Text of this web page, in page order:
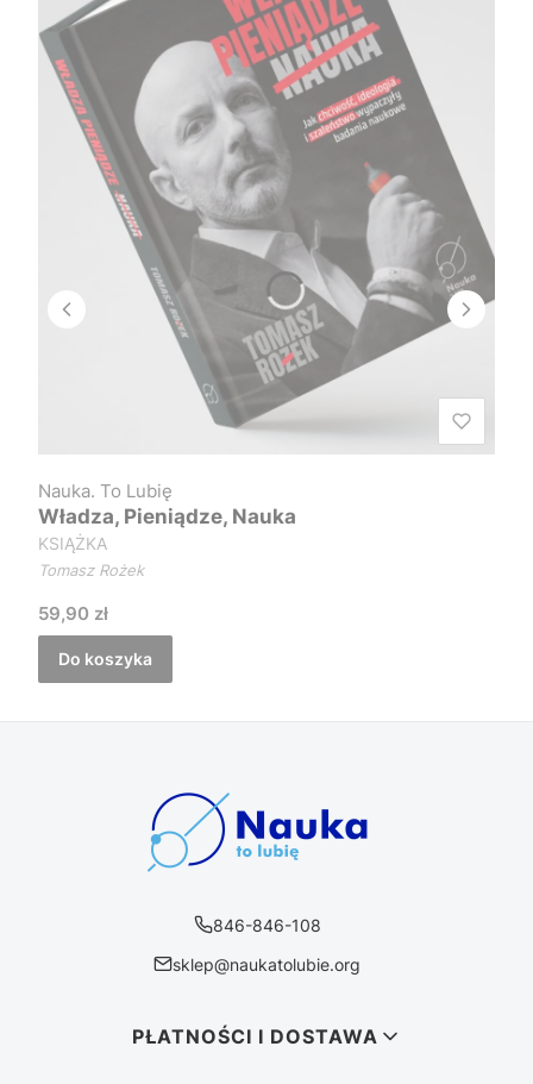
Władza, Pieniądze, Nauka
KSIĄŻKA
Tomasz Rożek
Nauka. To Lubię
Cena
59,90 zł
Do koszyka
846-846-108
sklep@naukatolubie.org
Linki w stopcePŁATNOŚCI I DOSTAWA